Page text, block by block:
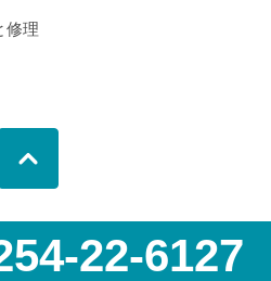
修理
22-6127